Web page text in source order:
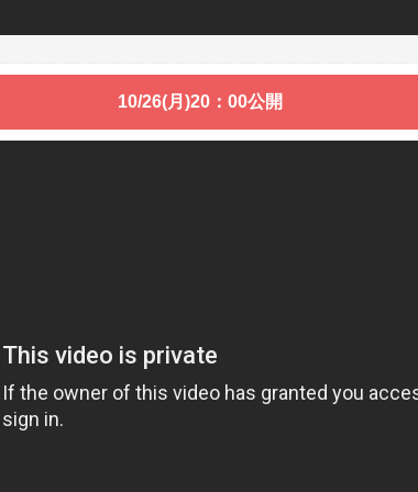
10/26(月)20：00公開